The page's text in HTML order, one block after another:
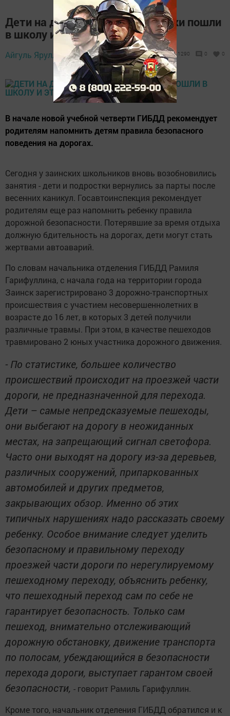
Дети на дороге: заинские ученики пошли
в школу и это тревожит ГИБДД
Айгуль Яруллина, 6 апреля 2022 - 10:27 1290 0 0
В начале новой учебной четверти ГИБДД рекомендует
родителям напомнить детям правила безопасного
поведения на дорогах.
Сегодня у заинских школьников вновь возобновились
занятия - дети и подростки вернулись за парты после
весенних каникул. Госавтоинспекция рекомендует
родителям еще раз напомнить ребенку правила
дорожной безопасности. Потерявшие за время отдыха
должную бдительность на дорогах, дети могут стать
жертвами автоаварий.
По словам начальника отделения ГИБДД Рамиля
Гарифуллина, с начала года на территории города
Заинск зарегистрировано 3 дорожно-транспортных
происшествия с участием несовершеннолетних в
возрасте до 16 лет, в которых 3 детей получили
различные травмы. При этом, в качестве пешеходов
травмировано 2 юных участника дорожного движения.
- По статистике, большее количество
происшествий происходит на проезжей части
дороги, не предназначенной для перехода.
Дети – самые непредсказуемые пешеходы,
они выбегают на дорогу в неожиданных
местах, на запрещающий сигнал светофора.
Часто они выходят на дорогу из-за деревьев,
различных сооружений, припаркованных
автомобилей и других предметов,
закрывающих обзор. Именно об этих
типичных нарушениях надо рассказать своему
ребенку. Особое внимание следует уделить
безопасному и правильному переходу
проезжей части дороги по нерегулируемому
пешеходному переходу, объяснить ребенку,
что пешеходный переход сам по себе не
гарантирует безопасность. Только сам
пешеход, внимательно отслеживающий
дорожную обстановку, движение транспорта
по полосам, убеждающийся в безопасности
перехода дороги, выступает гарантом своей
безопасности, - говорит Рамиль Гарифуллин.
Кроме того, начальник отделения ГИБДД обратился и к